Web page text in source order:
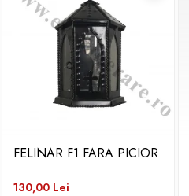
FELINAR F1 FARA PICIOR
130,00 Lei